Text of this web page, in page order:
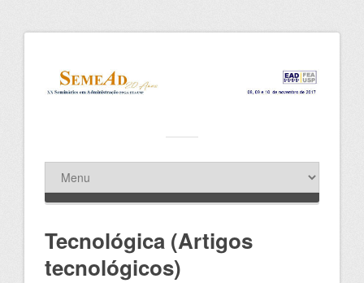
Tecnológica (Artigos
tecnológicos)